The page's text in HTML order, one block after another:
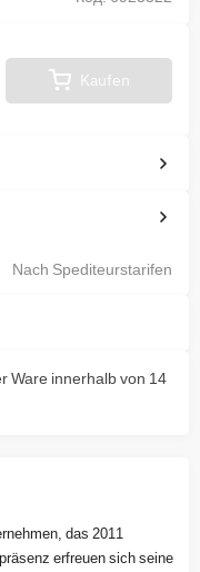
Kaufen
Nach Spediteurstarifen
Ware innerhalb von 14
das 2011
erfreuen sich seine